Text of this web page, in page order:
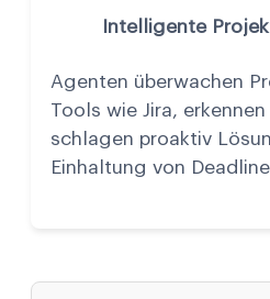
Intelligente
Agenten überwachen
Tools wie Jira,
schlagen proaktiv
Einhaltung von